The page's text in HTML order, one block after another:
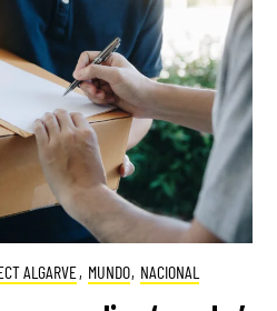
ALGARVE, MUNDO, NACIONAL